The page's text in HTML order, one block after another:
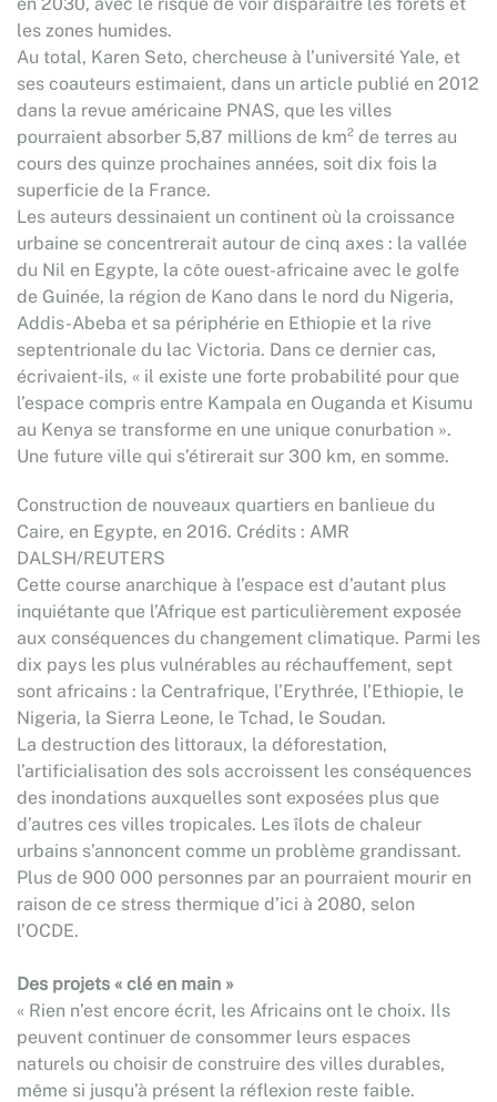
les zones humides.
Au total, Karen Seto, chercheuse à l’université Yale, et
ses coauteurs estimaient, dans un article publié en 2012
dans la revue américaine PNAS, que les villes
pourraient absorber 5,87 millions de km² de terres au
cours des quinze prochaines années, soit dix fois la
superficie de la France.
Les auteurs dessinaient un continent où la croissance
urbaine se concentrerait autour de cinq axes : la vallée
du Nil en Egypte, la côte ouest-africaine avec le golfe
de Guinée, la région de Kano dans le nord du Nigeria,
Addis-Abeba et sa périphérie en Ethiopie et la rive
septentrionale du lac Victoria. Dans ce dernier cas,
écrivaient-ils, « il existe une forte probabilité pour que
l’espace compris entre Kampala en Ouganda et Kisumu
au Kenya se transforme en une unique conurbation ».
Une future ville qui s’étirerait sur 300 km, en somme.
Construction de nouveaux quartiers en banlieue du
Caire, en Egypte, en 2016. Crédits : AMR
DALSH/REUTERS
Cette course anarchique à l’espace est d’autant plus
inquiétante que l’Afrique est particulièrement exposée
aux conséquences du changement climatique. Parmi les
dix pays les plus vulnérables au réchauffement, sept
sont africains : la Centrafrique, l’Erythrée, l’Ethiopie, le
Nigeria, la Sierra Leone, le Tchad, le Soudan.
La destruction des littoraux, la déforestation,
l’artificialisation des sols accroissent les conséquences
des inondations auxquelles sont exposées plus que
d’autres ces villes tropicales. Les îlots de chaleur
urbains s’annoncent comme un problème grandissant.
Plus de 900 000 personnes par an pourraient mourir en
raison de ce stress thermique d’ici à 2080, selon
l’OCDE.
Des projets « clé en main »
« Rien n’est encore écrit, les Africains ont le choix. Ils
peuvent continuer de consommer leurs espaces
naturels ou choisir de construire des villes durables,
même si jusqu’à présent la réflexion reste faible.